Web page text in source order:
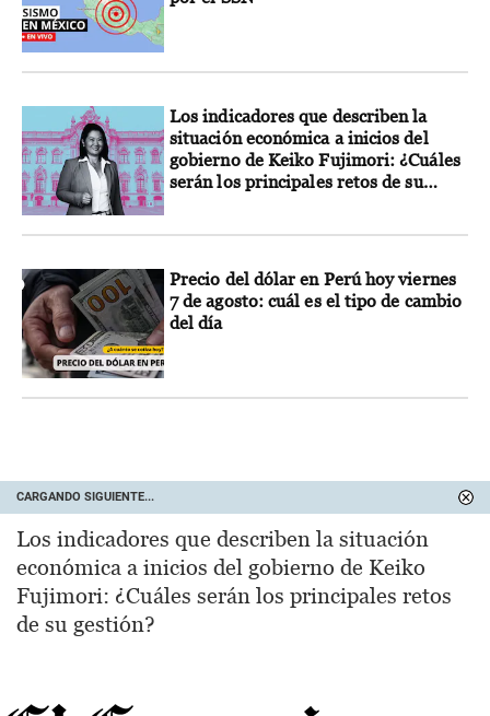
Los indicadores que describen la
situación económica a inicios del
gobierno de Keiko Fujimori: ¿Cuáles
serán los principales retos de su
Precio del dólar en Perú hoy viernes
7 de agosto: cuál es el tipo de cambio
del día
CARGANDO SIGUIENTE...
Los indicadores que describen la situación
económica a inicios del gobierno de Keiko
Fujimori: ¿Cuáles serán los principales retos
de su gestión?